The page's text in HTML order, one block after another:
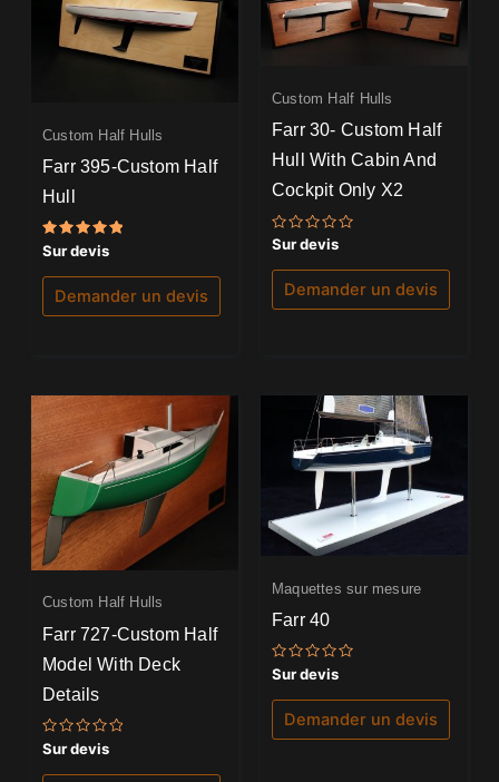
Custom Half Hulls
Farr 395-Custom Half
Hull
Note
5.00
sur 5
Sur devis
Demander un devis
Custom Half Hulls
Farr 30- Custom Half
Hull With Cabin And
Cockpit Only X2
Note
0
sur
Sur devis
Demander un devis
Custom Half Hulls
Farr 727-Custom Half
Model With Deck
Details
Note
0
sur
Sur devis
Maquettes sur mesure
Farr 40
Note
0
sur
Sur devis
Demander un devis